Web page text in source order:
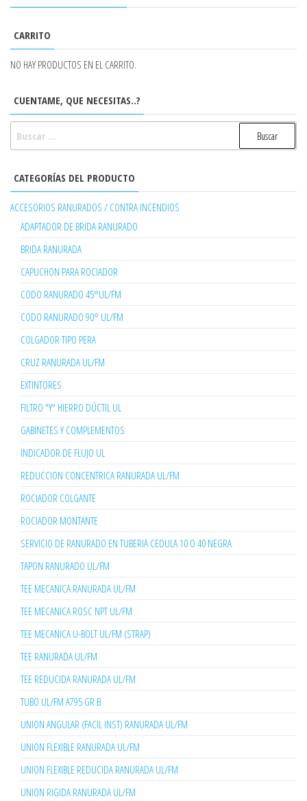
CARRITO
NO HAY PRODUCTOS EN EL CARRITO.
CUENTAME, QUE NECESITAS..?
CATEGORÍAS DEL PRODUCTO
ACCESORIOS RANURADOS / CONTRA INCENDIOS
ADAPTADOR DE BRIDA RANURADO
BRIDA RANURADA
CAPUCHON PARA ROCIADOR
CODO RANURADO 45°UL/FM
CODO RANURADO 90° UL/FM
COLGADOR TIPO PERA
CRUZ RANURADA UL/FM
EXTINTORES
FILTRO "Y" HIERRO DÚCTIL UL
GABINETES Y COMPLEMENTOS
INDICADOR DE FLUJO UL
REDUCCION CONCENTRICA RANURADA UL/FM
ROCIADOR COLGANTE
ROCIADOR MONTANTE
SERVICIO DE RANURADO EN TUBERIA CEDULA 10 O 40 NEGRA
TAPON RANURADO UL/FM
TEE MECANICA RANURADA UL/FM
TEE MECANICA ROSC NPT UL/FM
TEE MECANICA U-BOLT UL/FM (STRAP)
TEE RANURADA UL/FM
TEE REDUCIDA RANURADA UL/FM
TUBO UL/FM A795 GR B
UNION ANGULAR (FACIL INST) RANURADA UL/FM
UNION FLEXIBLE RANURADA UL/FM
UNION FLEXIBLE REDUCIDA RANURADA UL/FM
UNION RIGIDA RANURADA UL/FM